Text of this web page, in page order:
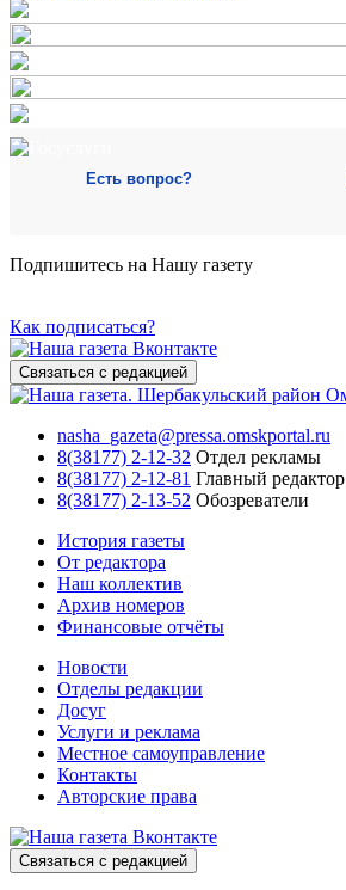
Есть вопрос?
Подпишитесь на Нашу газету
Как подписаться?
Связаться с редакцией
nasha_gazeta@pressa.omskportal.ru
8(38177) 2-12-32 Отдел рекламы
8(38177) 2-12-81 Главный редактор
8(38177) 2-13-52 Обозреватели
История газеты
От редактора
Наш коллектив
Архив номеров
Финансовые отчёты
Новости
Отделы редакции
Досуг
Услуги и реклама
Местное самоуправление
Контакты
Авторские права
Связаться с редакцией